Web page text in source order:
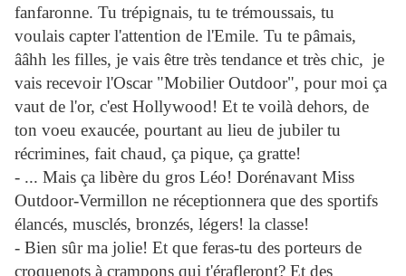
fanfaronne. Tu trépignais, tu te trémoussais, tu
voulais capter l'attention de l'Emile. Tu te pâmais,
ââhh les filles, je vais être très tendance et très chic, je
vais recevoir l'Oscar "Mobilier Outdoor", pour moi ça
vaut de l'or, c'est Hollywood! Et te voilà dehors, de
ton voeu exaucée, pourtant au lieu de jubiler tu
récrimines, fait chaud, ça pique, ça gratte!
- ... Mais ça libère du gros Léo! Dorénavant Miss
Outdoor-Vermillon ne réceptionnera que des sportifs
élancés, musclés, bronzés, légers! la classe!
- Bien sûr ma jolie! Et que feras-tu des porteurs de
croquenots à crampons qui t'érafleront? Et des